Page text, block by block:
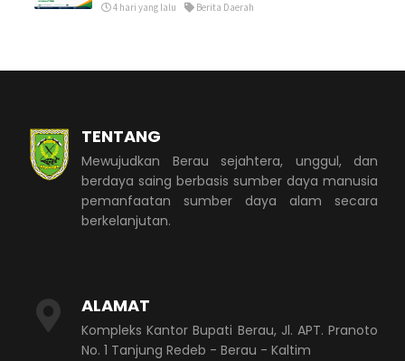
4 hari yang lalu Berita Daerah
TENTANG
Mewujudkan Berau sejahtera, unggul, dan
berdaya saing berbasis sumber daya manusia
pemanfaatan sumber daya alam secara
berkelanjutan.
ALAMAT
Kompleks Kantor Bupati Berau, Jl. APT. Pranoto
No. 1 Tanjung Redeb - Berau - Kaltim